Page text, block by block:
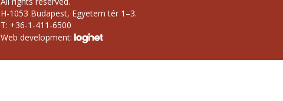
H-1053 Budapest, Egyetem tér 1–3.
T: +36-1-411-6500
Web development: